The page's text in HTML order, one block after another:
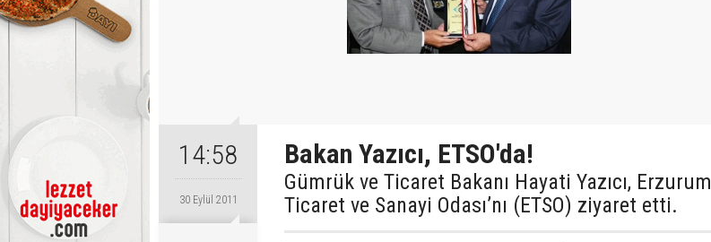
14:58
30 Eylül 2011
Bakan Yazıcı, ETSO'da!
Gümrük ve Ticaret Bakanı Hayati Yazıcı, Erzurum
Ticaret ve Sanayi Odası’nı (ETSO) ziyaret etti.